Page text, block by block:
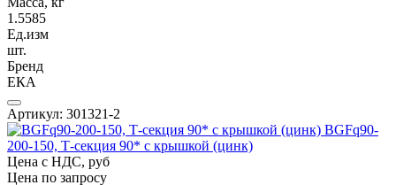
1.5585
Ед.изм
шт.
Бренд
ЕКА
Артикул: 301321-2
BGFq90-
200-150, Т-секция 90* с крышкой (цинк)
Цена с НДС, руб
Цена по запросу